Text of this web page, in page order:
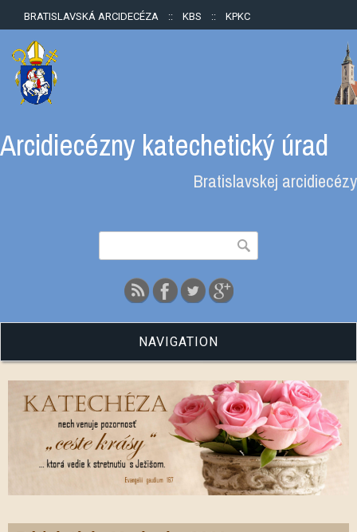
BRATISLAVSKÁ ARCIDECÉZA :: KBS :: KPKC
Arcidiecézny katechetický úrad
Bratislavskej arcidiecézy
Vyhľadávanie
NAVIGATION